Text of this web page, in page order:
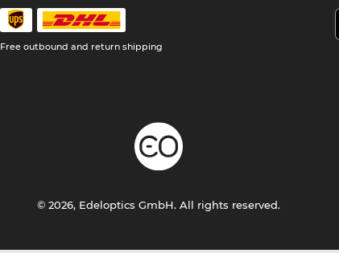
Free outbound and return shipping
© 2026, Edeloptics GmbH. All rights reserved.